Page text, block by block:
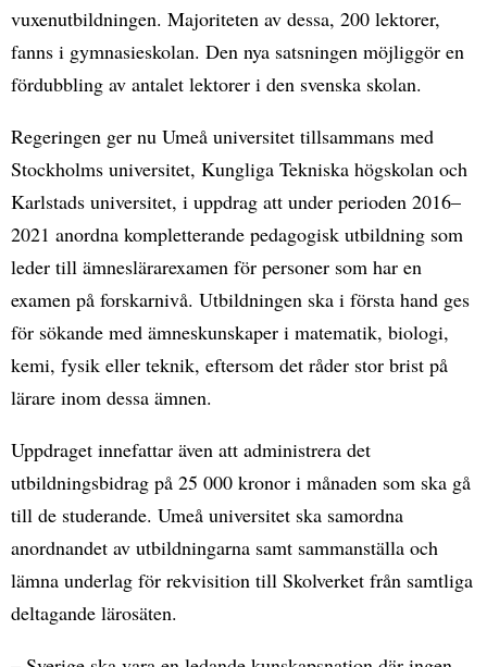
vuxenutbildningen. Majoriteten av dessa, 200 lektorer,
fanns i gymnasieskolan. Den nya satsningen möjliggör en
fördubbling av antalet lektorer i den svenska skolan.
Regeringen ger nu Umeå universitet tillsammans med
Stockholms universitet, Kungliga Tekniska högskolan och
Karlstads universitet, i uppdrag att under perioden 2016–
2021 anordna kompletterande pedagogisk utbildning som
leder till ämneslärarexamen för personer som har en
examen på forskarnivå. Utbildningen ska i första hand ges
för sökande med ämneskunskaper i matematik, biologi,
kemi, fysik eller teknik, eftersom det råder stor brist på
lärare inom dessa ämnen.
Uppdraget innefattar även att administrera det
utbildningsbidrag på 25 000 kronor i månaden som ska gå
till de studerande. Umeå universitet ska samordna
anordnandet av utbildningarna samt sammanställa och
lämna underlag för rekvisition till Skolverket från samtliga
deltagande lärosäten.